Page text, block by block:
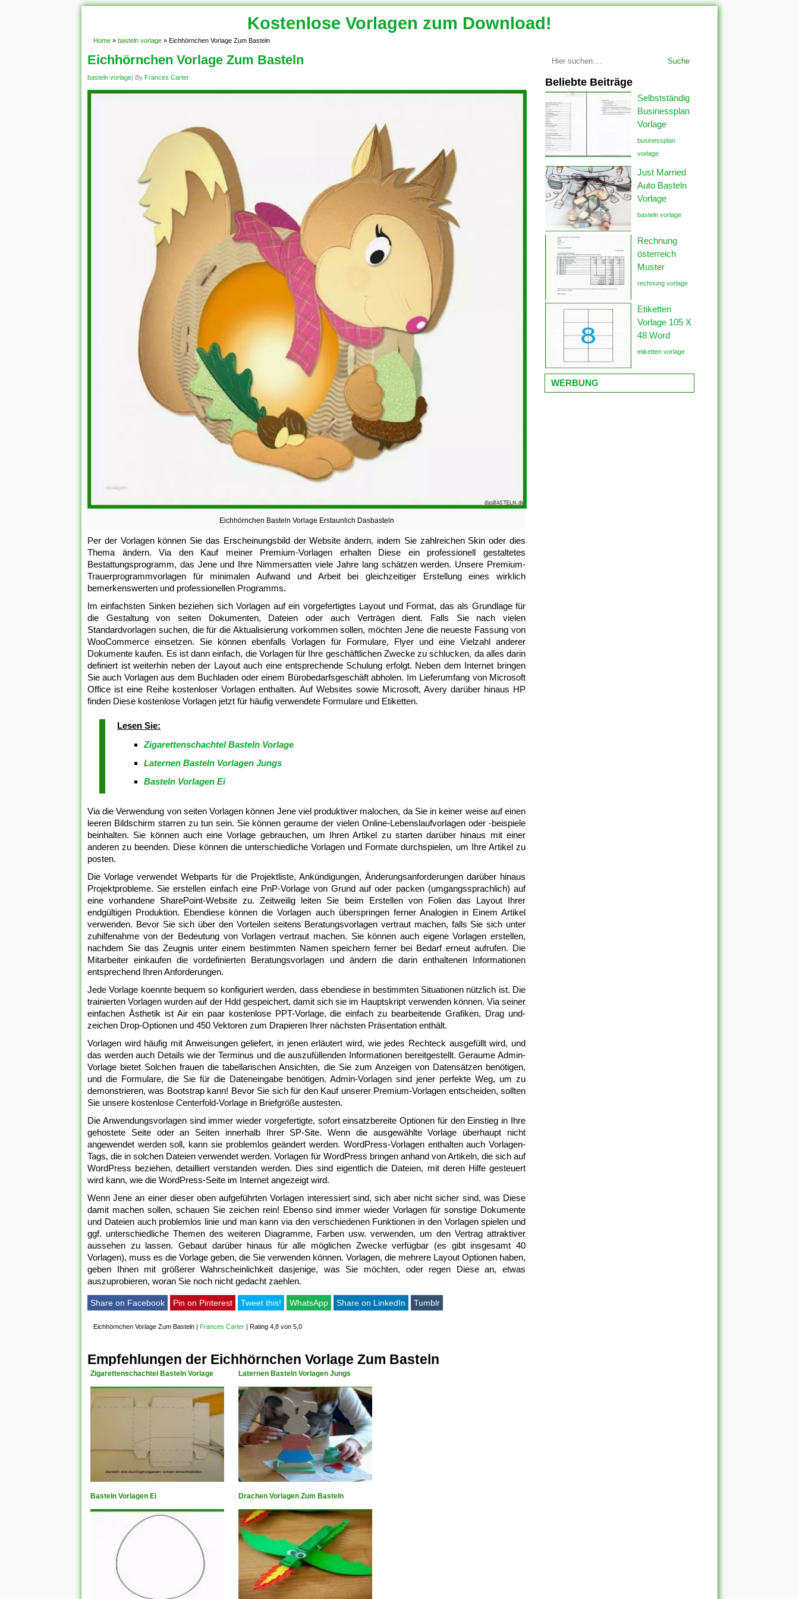
Kostenlose Vorlagen zum Download!
Home » basteln vorlage » Eichhörnchen Vorlage Zum Basteln
Eichhörnchen Vorlage Zum Basteln
basteln vorlage| By Frances Carter
Eichhörnchen Basteln Vorlage Erstaunlich Dasbasteln
Per der Vorlagen können Sie das Erscheinungsbild der Website ändern, indem Sie zahlreichen Skin oder dies
Thema ändern. Via den Kauf meiner Premium-Vorlagen erhalten Diese ein professionell gestaltetes
Bestattungsprogramm, das Jene und Ihre Nimmersatten viele Jahre lang schätzen werden. Unsere Premium-
Trauerprogrammvorlagen für minimalen Aufwand und Arbeit bei gleichzeitiger Erstellung eines wirklich
bemerkenswerten und professionellen Programms.
Im einfachsten Sinken beziehen sich Vorlagen auf ein vorgefertigtes Layout und Format, das als Grundlage für
die Gestaltung von seiten Dokumenten, Dateien oder auch Verträgen dient. Falls Sie nach vielen
Standardvorlagen suchen, die für die Aktualisierung vorkommen sollen, möchten Jene die neueste Fassung von
WooCommerce einsetzen. Sie können ebenfalls Vorlagen für Formulare, Flyer und eine Vielzahl anderer
Dokumente kaufen. Es ist dann einfach, die Vorlagen für Ihre geschäftlichen Zwecke zu schlucken, da alles darin
definiert ist weiterhin neben der Layout auch eine entsprechende Schulung erfolgt. Neben dem Internet bringen
Sie auch Vorlagen aus dem Buchladen oder einem Bürobedarfsgeschäft abholen. Im Lieferumfang von Microsoft
Office ist eine Reihe kostenloser Vorlagen enthalten. Auf Websites sowie Microsoft, Avery darüber hinaus HP
finden Diese kostenlose Vorlagen jetzt für häufig verwendete Formulare und Etiketten.
Lesen Sie:
Zigarettenschachtel Basteln Vorlage
Laternen Basteln Vorlagen Jungs
Basteln Vorlagen Ei
Via die Verwendung von seiten Vorlagen können Jene viel produktiver malochen, da Sie in keiner weise auf einen
leeren Bildschirm starren zu tun sein. Sie können geraume der vielen Online-Lebenslaufvorlagen oder -beispiele
beinhalten. Sie können auch eine Vorlage gebrauchen, um Ihren Artikel zu starten darüber hinaus mit einer
anderen zu beenden. Diese können die unterschiedliche Vorlagen und Formate durchspielen, um Ihre Artikel zu
posten.
Die Vorlage verwendet Webparts für die Projektliste, Ankündigungen, Änderungsanforderungen darüber hinaus
Projektprobleme. Sie erstellen einfach eine PnP-Vorlage von Grund auf oder packen (umgangssprachlich) auf
eine vorhandene SharePoint-Website zu. Zeitweilig leiten Sie beim Erstellen von Folien das Layout Ihrer
endgültigen Produktion. Ebendiese können die Vorlagen auch überspringen ferner Analogien in Einem Artikel
verwenden. Bevor Sie sich über den Vorteilen seitens Beratungsvorlagen vertraut machen, falls Sie sich unter
zuhilfenahme von der Bedeutung von Vorlagen vertraut machen. Sie können auch eigene Vorlagen erstellen,
nachdem Sie das Zeugnis unter einem bestimmten Namen speichern ferner bei Bedarf erneut aufrufen. Die
Mitarbeiter einkaufen die vordefinierten Beratungsvorlagen und ändern die darin enthaltenen Informationen
entsprechend Ihren Anforderungen.
Jede Vorlage koennte bequem so konfiguriert werden, dass ebendiese in bestimmten Situationen nützlich ist. Die
trainierten Vorlagen wurden auf der Hdd gespeichert, damit sich sie im Hauptskript verwenden können. Via seiner
einfachen Ästhetik ist Air ein paar kostenlose PPT-Vorlage, die einfach zu bearbeitende Grafiken, Drag und-
zeichen Drop-Optionen und 450 Vektoren zum Drapieren Ihrer nächsten Präsentation enthält.
Vorlagen wird häufig mit Anweisungen geliefert, in jenen erläutert wird, wie jedes Rechteck ausgefüllt wird, und
das werden auch Details wie der Terminus und die auszufüllenden Informationen bereitgestellt. Geraume Admin-
Vorlage bietet Solchen frauen die tabellarischen Ansichten, die Sie zum Anzeigen von Datensätzen benötigen,
und die Formulare, die Sie für die Dateneingabe benötigen. Admin-Vorlagen sind jener perfekte Weg, um zu
demonstrieren, was Bootstrap kann! Bevor Sie sich für den Kauf unserer Premium-Vorlagen entscheiden, sollten
Sie unsere kostenlose Centerfold-Vorlage in Briefgröße austesten.
Die Anwendungsvorlagen sind immer wieder vorgefertigte, sofort einsatzbereite Optionen für den Einstieg in Ihre
gehostete Seite oder an Seiten innerhalb Ihrer SP-Site. Wenn die ausgewählte Vorlage überhaupt nicht
angewendet werden soll, kann sie problemlos geändert werden. WordPress-Vorlagen enthalten auch Vorlagen-
Tags, die in solchen Dateien verwendet werden. Vorlagen für WordPress bringen anhand von Artikeln, die sich auf
WordPress beziehen, detailliert verstanden werden. Dies sind eigentlich die Dateien, mit deren Hilfe gesteuert
wird kann, wie die WordPress-Seite im Internet angezeigt wird.
Wenn Jene an einer dieser oben aufgeführten Vorlagen interessiert sind, sich aber nicht sicher sind, was Diese
damit machen sollen, schauen Sie zeichen rein! Ebenso sind immer wieder Vorlagen für sonstige Dokumente
und Dateien auch problemlos linie und man kann via den verschiedenen Funktionen in den Vorlagen spielen und
ggf. unterschiedliche Themen des weiteren Diagramme, Farben usw. verwenden, um den Vertrag attraktiver
aussehen zu lassen. Gebaut darüber hinaus für alle möglichen Zwecke verfügbar (es gibt insgesamt 40
Vorlagen), muss es die Vorlage geben, die Sie verwenden können. Vorlagen, die mehrere Layout Optionen haben,
geben Ihnen mit größerer Wahrscheinlichkeit dasjenige, was Sie möchten, oder regen Diese an, etwas
auszuprobieren, woran Sie noch nicht gedacht zaehlen.
Share on Facebook Pin on Pinterest Tweet this! WhatsApp Share on LinkedIn Tumblr
Eichhörnchen Vorlage Zum Basteln | Frances Carter | Rating 4,8 von 5,0
Empfehlungen der Eichhörnchen Vorlage Zum Basteln
Zigarettenschachtel Basteln Vorlage Laternen Basteln Vorlagen Jungs
Basteln Vorlagen Ei Drachen Vorlagen Zum Basteln
Suche
Beliebte Beiträge
Selbstständig
Businessplan
Vorlage
businessplan
vorlage
Just Married
Auto Basteln
Vorlage
basteln vorlage
Rechnung
österreich
Muster
rechnung vorlage
Etiketten
Vorlage 105 X
48 Word
etiketten vorlage
WERBUNG